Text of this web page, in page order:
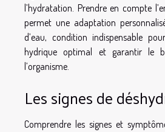
l’hydratation. Prendre en compte
permet une adaptation
d’eau, condition indispensable
hydrique optimal et garantir le
l’organisme.
Les signes de
Comprendre les signes et